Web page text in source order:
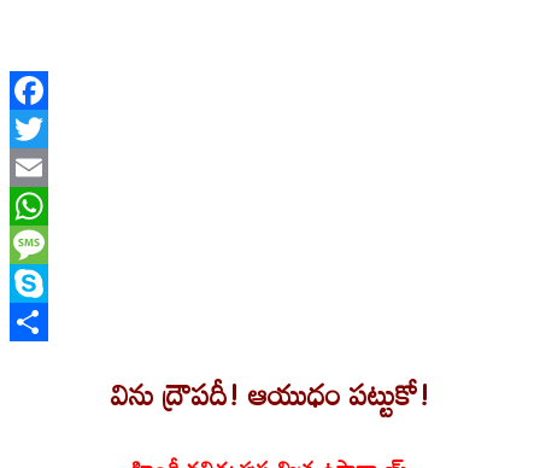
Facebook
Twitter
Email
WhatsApp
Message
Skype
విను ద్రౌపదీ! ఆయుధం పట్టుకో!